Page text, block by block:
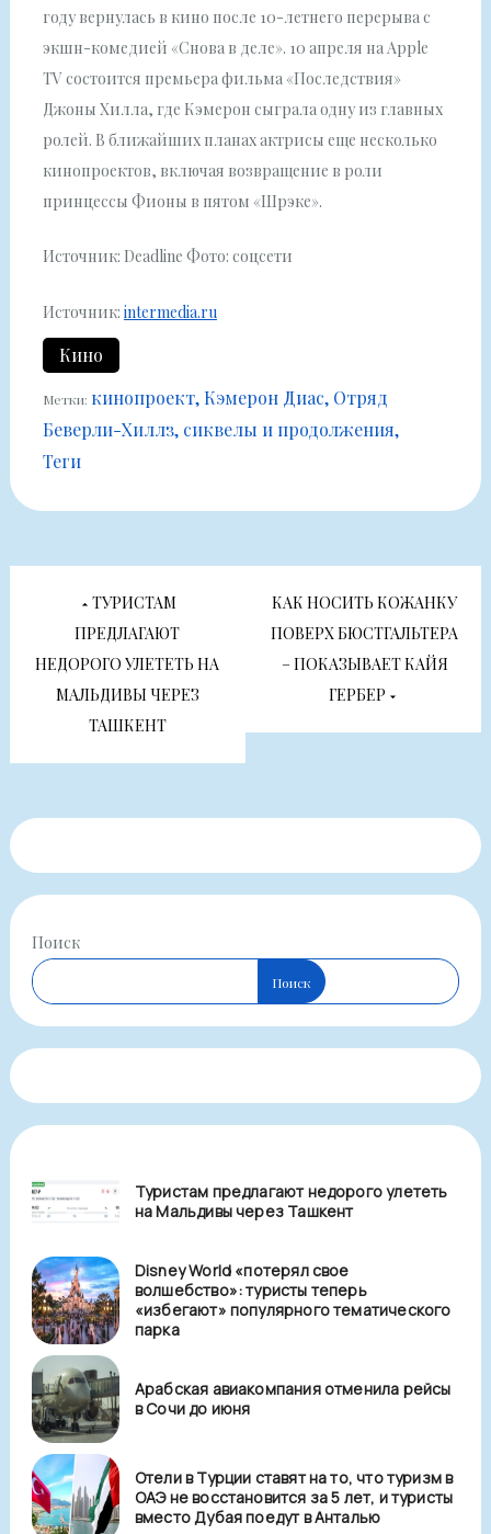
году вернулась в кино после 10-летнего перерыва с
экшн-комедией «Снова в деле». 10 апреля на Apple
TV состоится премьера фильма «Последствия»
Джоны Хилла, где Кэмерон сыграла одну из главных
ролей. В ближайших планах актрисы еще несколько
кинопроектов, включая возвращение в роли
принцессы Фионы в пятом «Шрэке».
Источник: Deadline Фото: соцсети
Источник: intermedia.ru
Кино
Метки: кинопроект Кэмерон Диаc Отряд
Беверли-Хиллз сиквелы и продолжения
Теги
Навигация
по
записям
ТУРИСТАМ
ПРЕДЛАГАЮТ
НЕДОРОГО УЛЕТЕТЬ НА
МАЛЬДИВЫ ЧЕРЕЗ
ТАШКЕНТ
КАК НОСИТЬ КОЖАНКУ
ПОВЕРХ БЮСТГАЛЬТЕРА
– ПОКАЗЫВАЕТ КАЙЯ
ГЕРБЕР
Поиск
Поиск
Туристам предлагают недорого улететь
на Мальдивы через Ташкент
Disney World «потерял свое
волшебство»: туристы теперь
«избегают» популярного тематического
парка
Арабская авиакомпания отменила рейсы
в Сочи до июня
Отели в Турции ставят на то, что туризм в
ОАЭ не восстановится за 5 лет, и туристы
вместо Дубая поедут в Анталью